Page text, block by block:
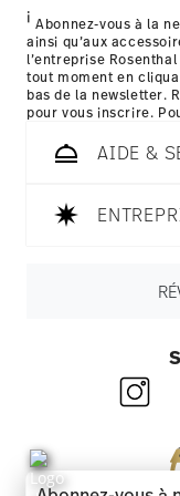
les
ici
i Abonnez-vous à la
ainsi qu’aux
l’entreprise
tout moment en
bas de la newsletter.
pour vous inscrire.
AIDE &